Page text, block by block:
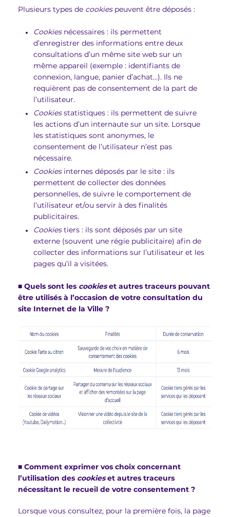
Plusieurs types de cookiespeuvent être déposés :
Cookiesnécessaires : ils permettent
d’enregistrer des informations entre deux
consultations d’un même site web sur un
même appareil (exemple : identifiants de
connexion, langue, panier d’achat…). Ils ne
requièrent pas de consentement de la part de
l’utilisateur.
Cookiesstatistiques : ils permettent de suivre
les actions d’un internaute sur un site. Lorsque
les statistiques sont anonymes, le
consentement de l’utilisateur n’est pas
nécessaire.
Cookiesinternes déposés par le site : ils
permettent de collecter des données
personnelles, de suivre le comportement de
l’utilisateur et/ou servir à des finalités
publicitaires.
Cookiestiers : ils sont déposés par un site
externe (souvent une régie publicitaire) afin de
collecter des informations sur l’utilisateur et les
pages qu’il a visitées.
■ Quels sont les cookieset autres traceurs pouvant
être utilisés à l’occasion de votre consultation du
site Internet de la Ville ?
■ Comment exprimer vos choix concernant
l’utilisation des cookieset autres traceurs
nécessitant le recueil de votre consentement ?
Lorsque vous consultez, pour la première fois, la page